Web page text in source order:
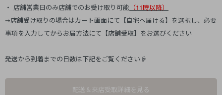
・ 店舗営業日のみ店舗でのお受け取り可能 （11時以降）
➞店舗受け取りの場合はカート画面にて【自宅へ届ける】を選択し、必要
事項を入力してからお届方法にて【店舗受取】をお選びください
発送から到着までの日数は下記をご覧ください☟
配送＆来店受取詳細を見る